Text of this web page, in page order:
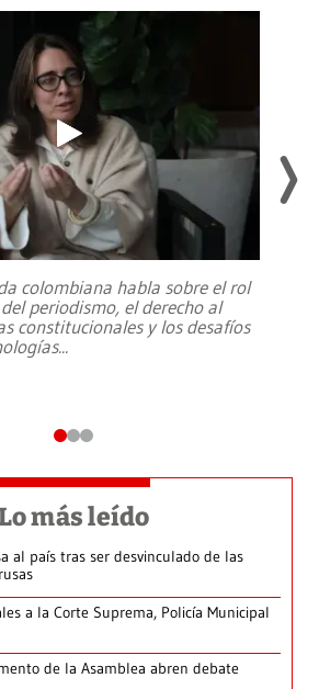
colombiana habla sobre el rol
periodismo, el derecho al
constitucionales y los desafíos
...
más leído
al país tras ser desvinculado de las
a la Corte Suprema, Policía Municipal
de la Asamblea abren debate